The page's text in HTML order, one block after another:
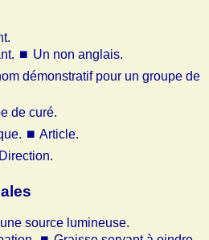
⏹ Un non anglais.
démonstratif pour un groupe de
de curé.
⏹ Article.
Direction.
source lumineuse.